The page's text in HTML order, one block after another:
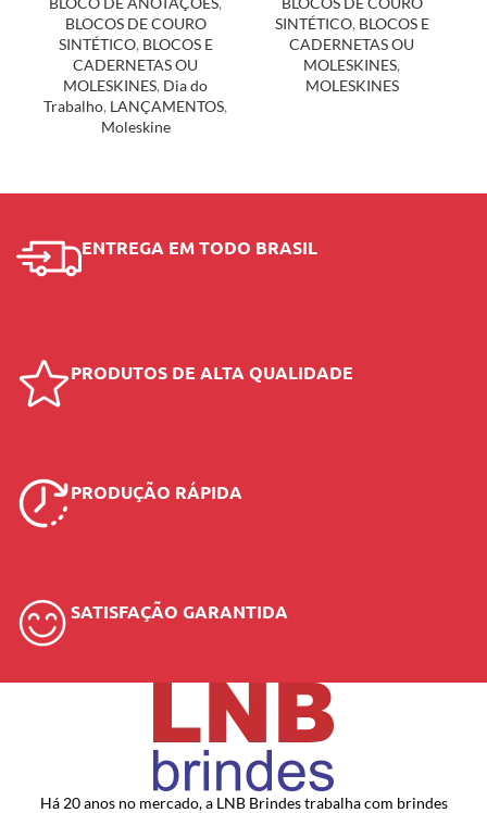
BLOCOS DE COURO
SINTÉTICO, BLOCOS E
CADERNETAS OU
MOLESKINES, Dia do
Trabalho, LANÇAMENTOS,
Moleskine
SINTÉTICO, BLOCOS E
CADERNETAS OU
MOLESKINES,
MOLESKINES
ENTREGA EM TODO BRASIL
PRODUTOS DE ALTA QUALIDADE
PRODUÇÃO RÁPIDA
SATISFAÇÃO GARANTIDA
Há 20 anos no mercado, a LNB Brindes trabalha com brindes